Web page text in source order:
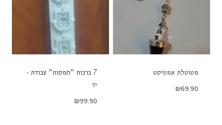
מטוטלת אמטיסט
₪69.90
7 ברכות "חמסות" עבודת -
יד
₪99.90